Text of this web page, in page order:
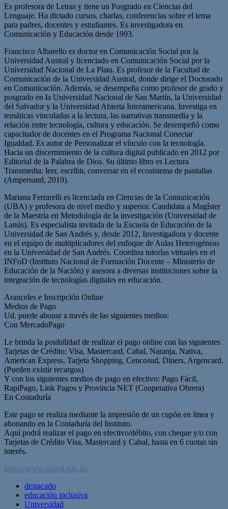
Es profesora de Letras y tiene un Posgrado en Ciencias del
Lenguaje. Ha dictado cursos, charlas, conferencias sobre el tema
para padres, docentes y estudiantes. Es investigadora en
Comunicación y Educación desde 1993.
Francisco Albarello es doctor en Comunicación Social por la
Universidad Austral y licenciado en Comunicación Social por la
Universidad Nacional de La Plata. Es profesor de la Facultad de
Comunicación de la Universidad Austral, donde dirige el Doctorado
en Comunicación. Además, se desempeña como profesor de grado y
posgrado en la Universidad Nacional de San Martín, la Universidad
del Salvador y la Universidad Abierta Interamericana. Investiga en
temáticas vinculadas a la lectura, las narrativas transmedia y la
relación entre tecnología, cultura y educación. Se desempeñó como
capacitador de docentes en el Programa Nacional Conectar
Igualdad. Es autor de Personalizar el vínculo con la tecnología.
Hacia un discernimiento de la cultura digital publicado en 2012 por
Editorial de la Palabra de Dios. Su último libro es Lectura
Transmedia: leer, escribir, conversar en el ecosistema de pantallas
(Ampersand, 2019).
Mariana Ferrarelli es licenciada en Ciencias de la Comunicación
(UBA) y profesora de nivel medio y superior. Candidata a Magíster
de la Maestría en Metodología de la investigación (Universidad de
Lanús). Es especialista invitada de la Escuela de Educación de la
Universidad de San Andrés y, desde 2012, Investigadora y docente
en el equipo de multiplicadores del enfoque de Aulas Heterogéneas
en la Universidad de San Andrés. Coordina tutorías virtuales en el
INFoD (Instituto Nacional de Formación Docente – Ministerio de
Educación de la Nación) y asesora a diversas instituciones sobre la
integración de tecnologías digitales en educación.
Aranceles e Inscripción Online
Medios de Pago
Ud. puede abonar a través de las siguientes medios:
Con MercadoPago
Le brinda la posibilidad de realizar el pago online con las siguientes
Tarjetas de Crédito: Visa, Mastercard, Cabal, Naranja, Nativa,
American Express, Tarjeta Shopping, Cencosud, Diners, Argencard.
(Pueden existir recargos)
Y con los siguientes medios de pago en efectivo: Pago Fácil,
RapiPago, Link Pagos y Provincia NET (Cooperativa Obrera)
En Contaduría
Este pago se realiza mediante la impresión de un cupón en linea y
abonando en la Contaduría del Instituto.
Aquí podrá realizar el pago en efectivo/débito, con cheque y/o con
Tarjetas de Crédito Visa, Mastercard y Cabal, hasta en 6 cuotas sin
interés.
https://www.unisal.edu.ar/
destacado
educación inclusiva
Universidad